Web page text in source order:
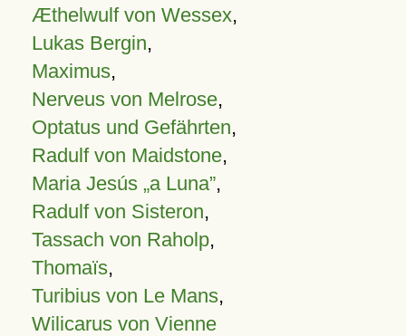
Æthelwulf von Wessex,
Lukas Bergin,
Maximus,
Nerveus von Melrose,
Optatus und Gefährten,
Radulf von Maidstone,
Maria Jesús „a Luna”,
Radulf von Sisteron,
Tassach von Raholp,
Thomaïs,
Turibius von Le Mans,
Wilicarus von Vienne